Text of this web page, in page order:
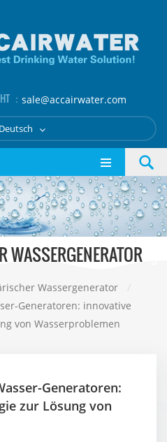
： sale@accairwater.com
Deutsch
WASSERGENERATOR
Wassergenerator
/
Generatoren: innovative
von Wasserproblemen
Generatoren:
zur Lösung von